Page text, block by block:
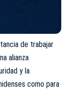
de trabajar
alianza
y la
como para